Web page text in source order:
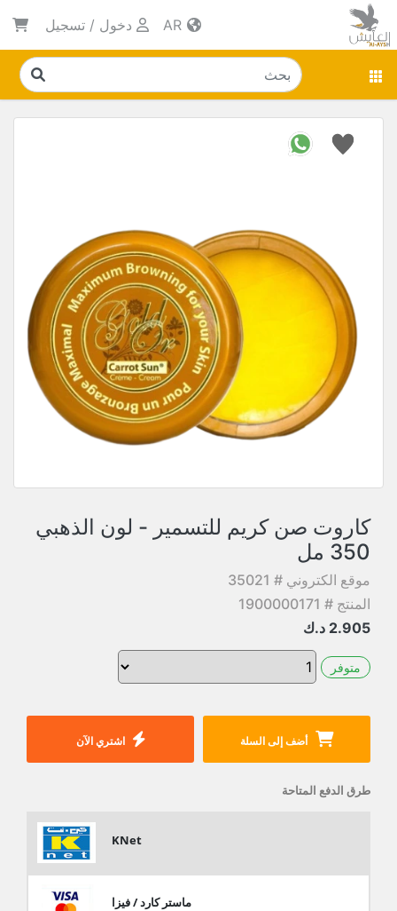
دخول / تسجيل
كاروت صن كريم للتسمير - لون الذهبي
350 مل
موقع الكتروني # 35021
المنتج # 1900000171
2.905 د.ك
متوفر
أضف إلى السلة اشتري الآن
طرق الدفع المتاحة
KNet
ماستر كارد / فيزا